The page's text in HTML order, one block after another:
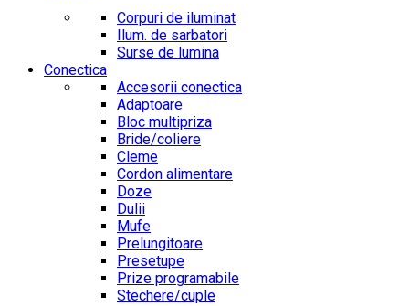
Corpuri de iluminat
Ilum. de sarbatori
Surse de lumina
Conectica
Accesorii conectica
Adaptoare
Bloc multipriza
Bride/coliere
Cleme
Cordon alimentare
Doze
Dulii
Mufe
Prelungitoare
Presetupe
Prize programabile
Stechere/cuple